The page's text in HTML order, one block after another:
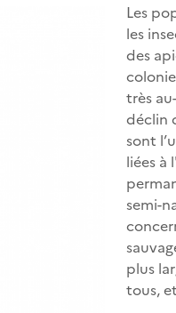
Les
les
des
très
déclin
sont
liées à
semi-
plus
tous,